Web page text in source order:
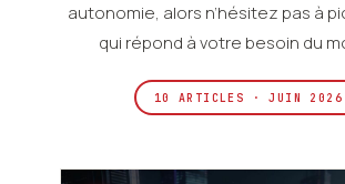
autonomie, alors n’hésitez pas à
qui répond à votre besoin du
10 ARTICLES · JUIN 2026